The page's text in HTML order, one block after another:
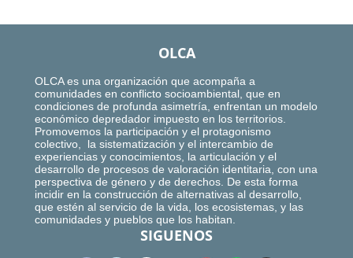
OLCA
OLCA es una organización que acompaña a
comunidades en conflicto socioambiental, que en
condiciones de profunda asimetría, enfrentan un modelo
económico depredador impuesto en los territorios.
Promovemos la participación y el protagonismo
colectivo, la sistematización y el intercambio de
experiencias y conocimientos, la articulación y el
desarrollo de procesos de valoración identitaria, con una
perspectiva de género y de derechos. De esta forma
incidir en la construcción de alternativas al desarrollo,
que estén al servicio de la vida, los ecosistemas, y las
comunidades y pueblos que los habitan.
SIGUENOS